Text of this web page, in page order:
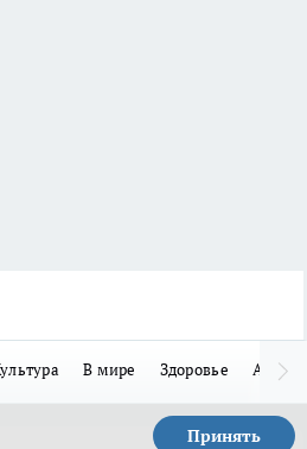
В мире Здоровье Авто
Принять